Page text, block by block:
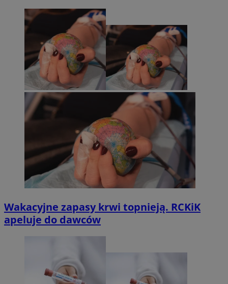
Wakacyjne zapasy krwi topnieją. RCKiK
apeluje do dawców